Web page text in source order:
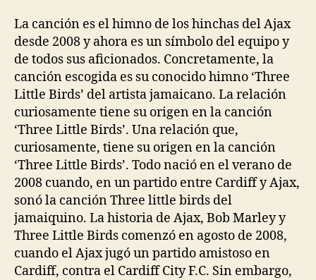
La canción es el himno de los hinchas del Ajax
desde 2008 y ahora es un símbolo del equipo y
de todos sus aficionados. Concretamente, la
canción escogida es su conocido himno ‘Three
Little Birds’ del artista jamaicano. La relación
curiosamente tiene su origen en la canción
‘Three Little Birds’. Una relación que,
curiosamente, tiene su origen en la canción
‘Three Little Birds’. Todo nació en el verano de
2008 cuando, en un partido entre Cardiff y Ajax,
sonó la canción Three little birds del
jamaiquino. La historia de Ajax, Bob Marley y
Three Little Birds comenzó en agosto de 2008,
cuando el Ajax jugó un partido amistoso en
Cardiff, contra el Cardiff City F.C. Sin embargo,